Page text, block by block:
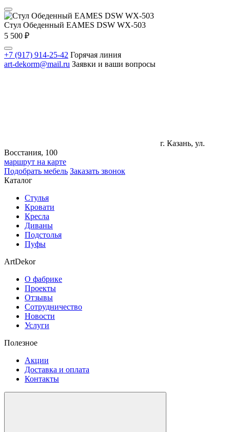
Стул Обеденный EAMES DSW WX-503
5 500 ₽
+7 (917) 914-25-42 Горячая линия
art-dekorm@mail.ru Заявки и ваши вопросы
г. Казань, ул.
Восстания, 100
маршрут на карте
Подобрать мебель Заказать звонок
Каталог
Стулья
Кровати
Кресла
Диваны
Подстолья
Пуфы
ArtDekor
О фабрике
Проекты
Отзывы
Сотрудничество
Новости
Услуги
Полезное
Акции
Доставка и оплата
Контакты